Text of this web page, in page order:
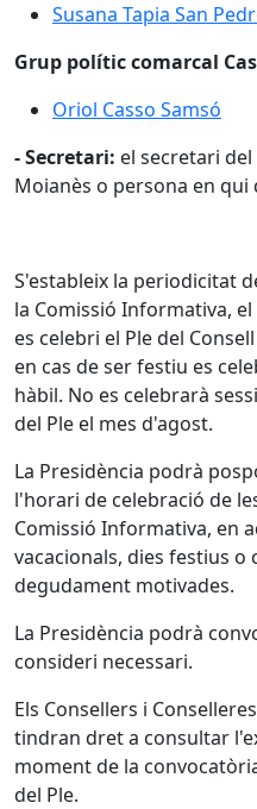
Susana Tapia San
Grup polític comarcal
Oriol Casso Samsó
- Secretari: el secretari
Moianès o persona en qui
S'estableix la periodicitat
la Comissió Informativa,
es celebri el Ple del
en cas de ser festiu es
hàbil. No es celebrarà
del Ple el mes d'agost.
La Presidència podrà
l'horari de celebració de
Comissió Informativa, en
vacacionals, dies festius o
degudament motivades.
La Presidència podrà
consideri necessari.
Els Consellers i
tindran dret a consultar
moment de la
del Ple.